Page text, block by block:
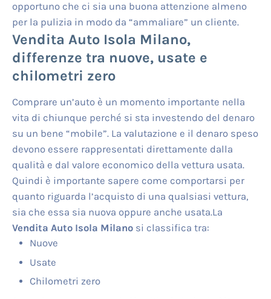
opportuno che ci sia una buona attenzione almeno
per la pulizia in modo da “ammaliare” un cliente.
Vendita Auto Isola Milano,
differenze tra nuove, usate e
chilometri zero
Comprare un’auto è un momento importante nella
vita di chiunque perché si sta investendo del denaro
su un bene “mobile”. La valutazione e il denaro speso
devono essere rappresentati direttamente dalla
qualità e dal valore economico della vettura usata.
Quindi è importante sapere come comportarsi per
quanto riguarda l’acquisto di una qualsiasi vettura,
sia che essa sia nuova oppure anche usata.La
Vendita Auto Isola Milanosi classifica tra:
Nuove
Usate
Chilometri zero